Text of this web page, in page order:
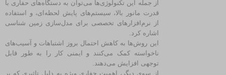
از جمله این تکنولوژی‌ها می‌توان به دستگاه‌های حفاری با
قدرت مانور بالا، سیستم‌های پایش لحظه‌ای، و استفاده
از نرم‌افزارهای تخصصی برای مدل‌سازی زمین‌ شناسی
اشاره کرد.
این روش‌ها به کاهش احتمال بروز اشتباهات و آسیب‌های
ناخواسته کمک می‌کنند و ایمنی کار را به‌ طور قابل
توجهی افزایش می‌دهند.
از سوی دیگر، اهمیت حفاری ویژه به دلیل تاثیری که بر